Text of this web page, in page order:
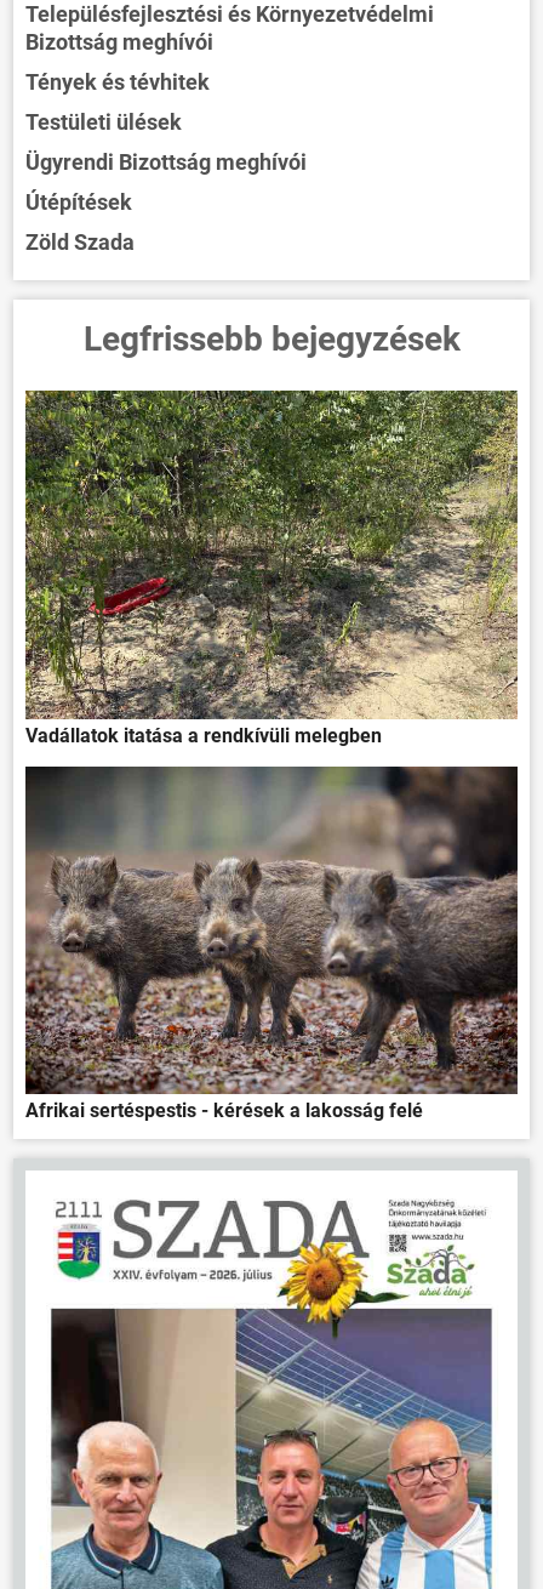
ÖNKORMÁNYZAT
ÜGYINTÉZÉS
KÖZÖSSÉG
HÍREK
VÁLASZTÁSOK
Településfejlesztési és Környezetvédelmi
Bizottság meghívói
Tények és tévhitek
Testületi ülések
Ügyrendi Bizottság meghívói
Útépítések
Zöld Szada
Legfrissebb bejegyzések
Vadállatok itatása a rendkívüli melegben
Afrikai sertéspestis - kérések a lakosság felé